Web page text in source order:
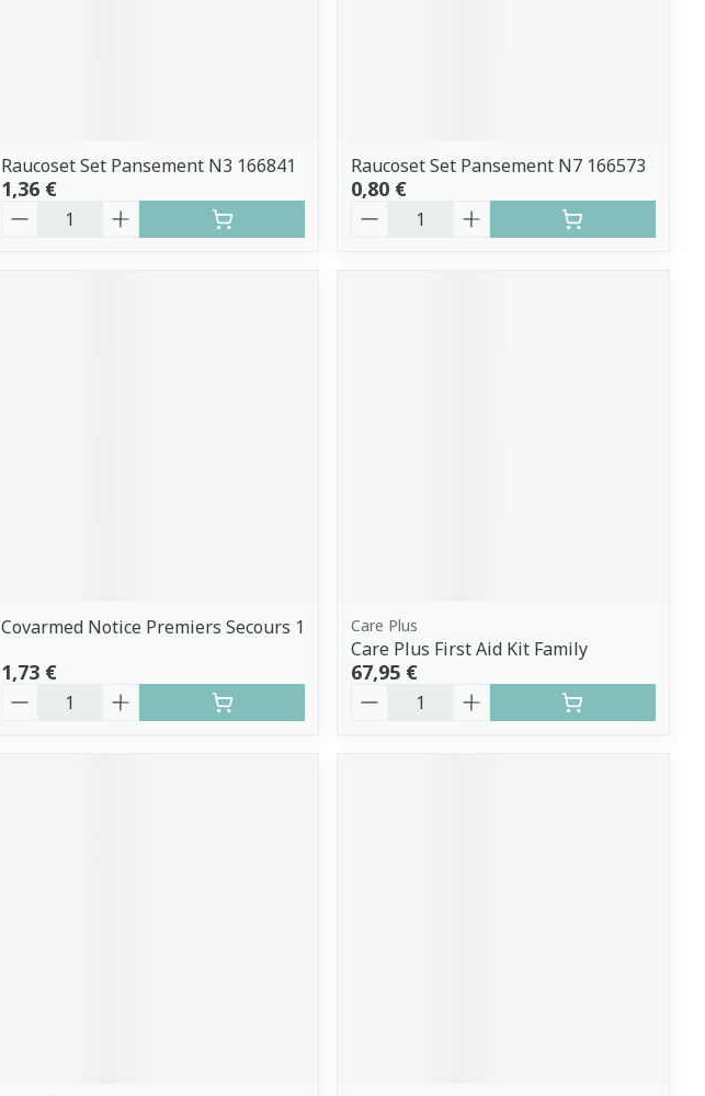
Raucoset Set Pansement N3 166841
1,36 €
Quantité
Raucoset Set Pansement N7 166573
0,80 €
Quantité
Covarmed Notice Premiers Secours 1
1,73 €
Quantité
Care Plus
Care Plus First Aid Kit Family
67,95 €
Quantité